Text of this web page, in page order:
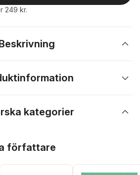
249 kr.
kategorier
författare